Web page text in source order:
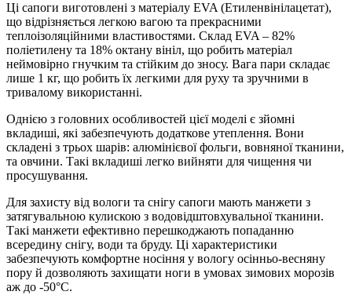
Ці сапоги виготовлені з матеріалу EVA (Етиленвінілацетат),
що відрізняється легкою вагою та прекрасними
теплоізоляційними властивостями. Склад EVA – 82%
поліетилену та 18% октану вініл, що робить матеріал
неймовірно гнучким та стійким до зносу. Вага пари складає
лише 1 кг, що робить їх легкими для руху та зручними в
тривалому використанні.
Однією з головних особливостей цієї моделі є зйомні
вкладиші, які забезпечують додаткове утеплення. Вони
складені з трьох шарів: алюмінієвої фольги, вовняної тканини,
та овчини. Такі вкладиші легко вийняти для чищення чи
просушування.
Для захисту від вологи та снігу сапоги мають манжети з
затягувальною кулискою з водовідштовхувальної тканини.
Такі манжети ефективно перешкоджають попаданню
всередину снігу, води та бруду. Ці характеристики
забезпечують комфортне носіння у вологу осінньо-весняну
пору й дозволяють захищати ноги в умовах зимових морозів
аж до -50°С.